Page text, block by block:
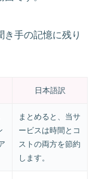
手の記憶に残り
日本語訳
まとめると、当サ
ービスは時間とコ
ストの両方を節約
します。